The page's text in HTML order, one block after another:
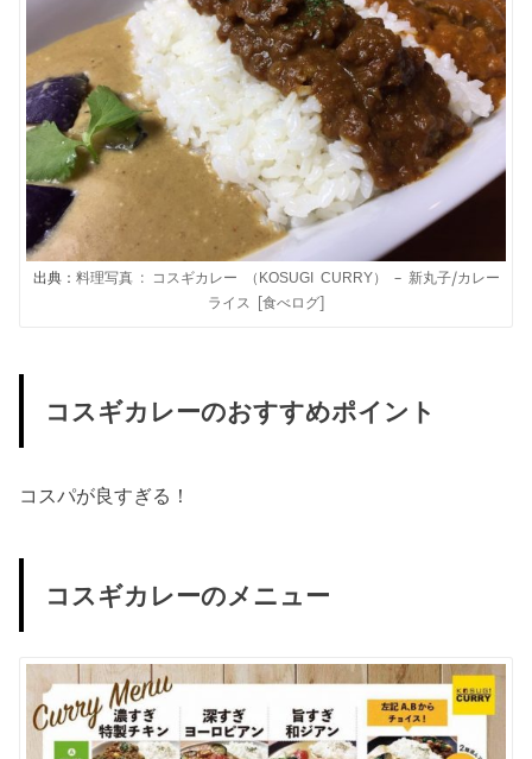
出典： 料理写真 : コスギカレー （KOSUGI CURRY） – 新丸子/カレー
ライス [食べログ]
コスギカレーのおすすめポイント
コスパが良すぎる！
コスギカレーのメニュー